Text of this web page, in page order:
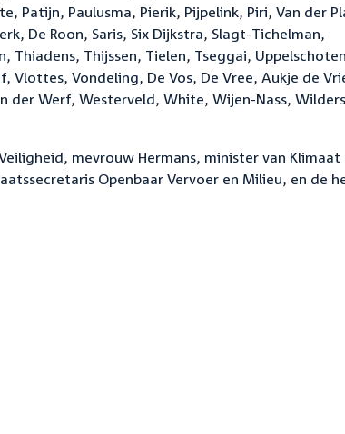
Paulusma, Pierik, Pijpelink, Piri, Van der
De Roon, Saris, Six Dijkstra, Slagt-Tichelman,
Thiadens, Thijssen, Tielen, Tseggai,
Vlottes, Vondeling, De Vos, De Vree, Aukje de
der Werf, Westerveld, White, Wijen-Nass,
mevrouw Hermans, minister van Klimaat
Openbaar Vervoer en Milieu, en de